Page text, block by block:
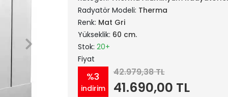
Radyatör Modeli: Therma
Renk: Mat Gri
Yükseklik: 60 cm.
Stok: 20+
Fiyat
%3
indirim
42.979,38 TL
41.690,00 TL